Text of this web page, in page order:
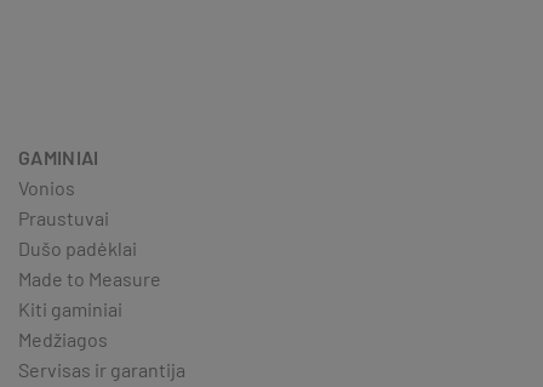
GAMINIAI
Vonios
Praustuvai
Dušo padėklai
Made to Measure
Kiti gaminiai
Medžiagos
Servisas ir garantija